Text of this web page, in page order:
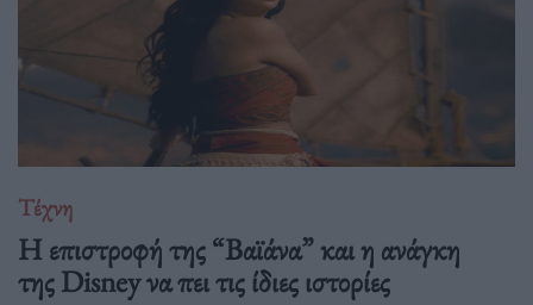
Τέχνη
Η επιστροφή της “Βαϊάνα” και η ανάγκη
της Disney να πει τις ίδιες ιστορίες